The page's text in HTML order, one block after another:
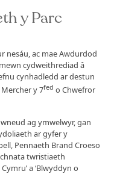
y Parc
nesáu, ac mae Awdurdod
cydweithrediad â
cynhadledd ar destun
y 7fed o Chwefror
ag ymwelwyr, gan
ar gyfer y
Pennaeth Brand Croeso
twristiaeth
a ‘Blwyddyn o